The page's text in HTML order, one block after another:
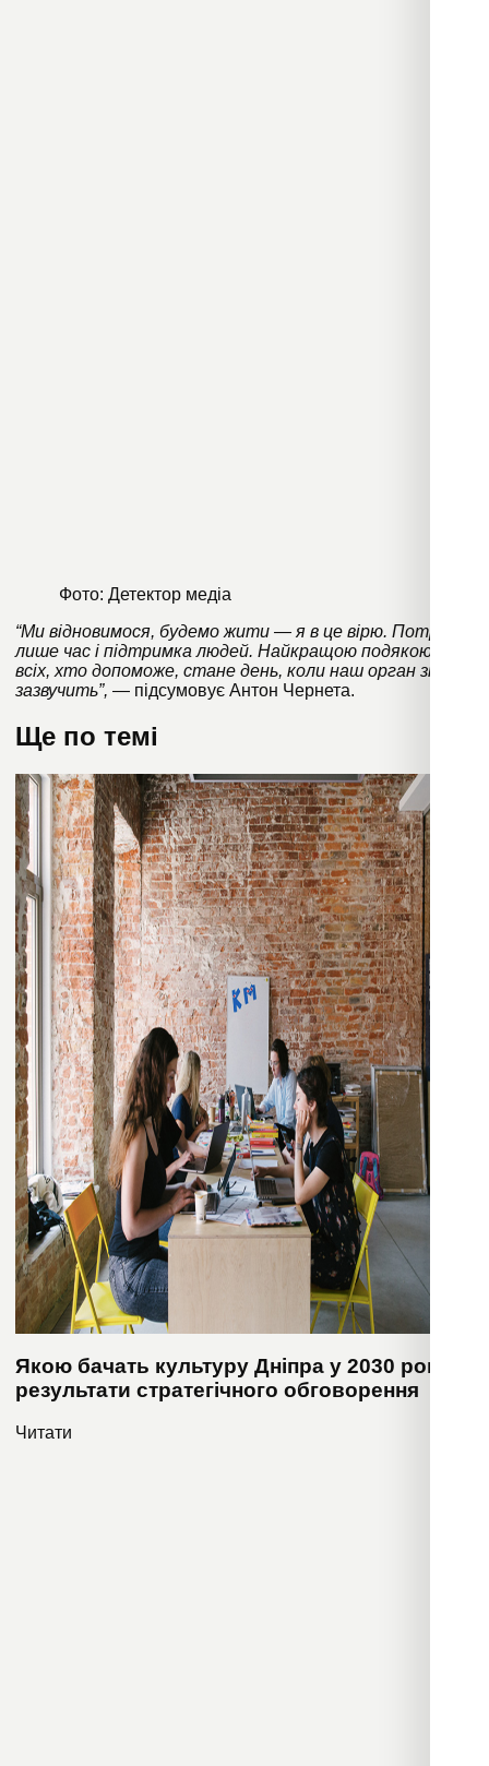
Фото: Детектор медіа
“Ми відновимося, будемо жити — я в це вірю. Потрібні
лише час і підтримка людей. Найкращою подякою для
всіх, хто допоможе, стане день, коли наш орган знову
зазвучить”, — підсумовує Антон Чернета.
Ще по темі
Якою бачать культуру Дніпра у 2030 році:
результати стратегічного обговорення
Читати